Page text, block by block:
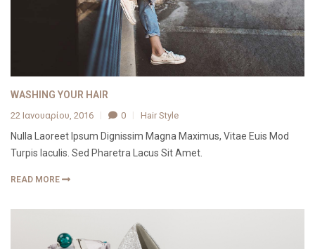
WASHING YOUR HAIR
22 Ιανουαρίου, 2016 0 Hair Style
Nulla Laoreet Ipsum Dignissim Magna Maximus, Vitae Euis Mod
Turpis Iaculis. Sed Pharetra Lacus Sit Amet.
READ MORE